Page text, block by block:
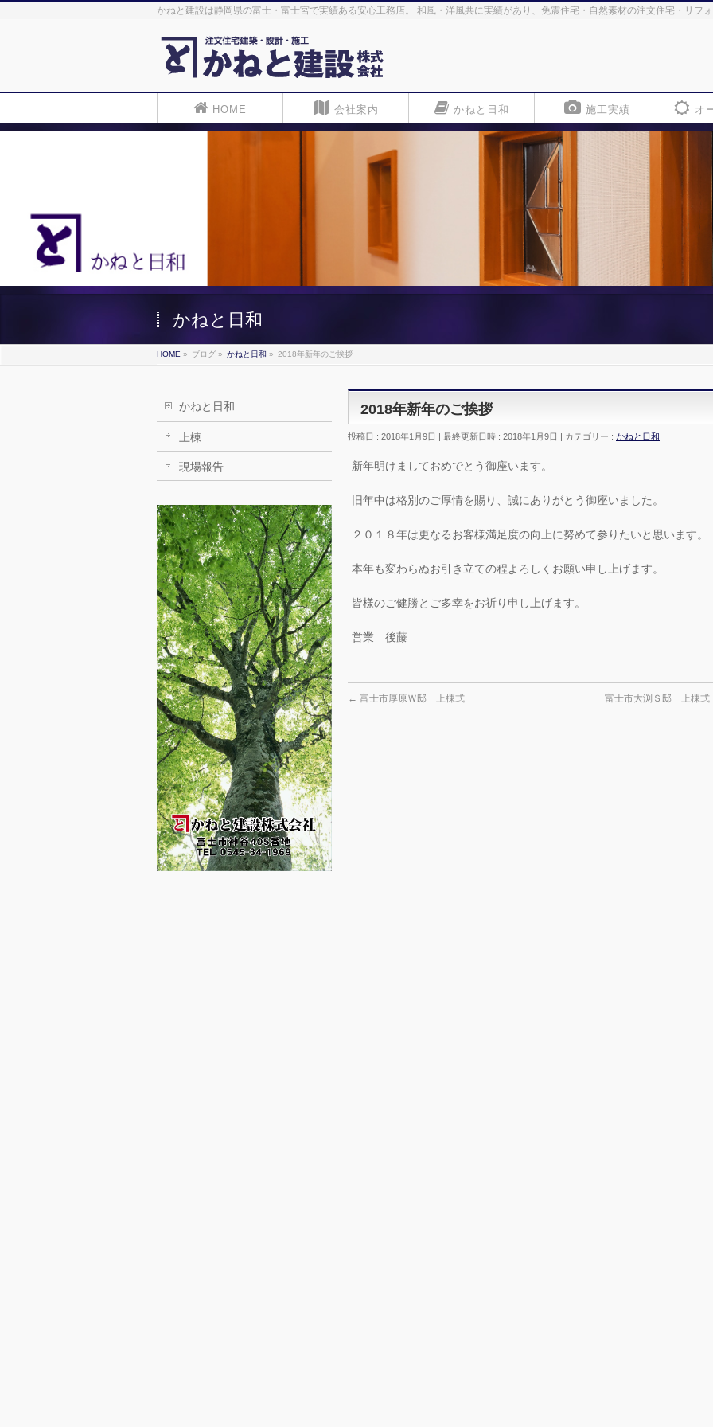
かねと建設は静岡県の富士・富士宮で実績ある安心工務店。 和風・洋風共に実績があり、免震住宅・自然素材の注文住宅・リフ
HOME 会社案内 かねと日和 施工実績 オ
かねと日和
HOME » ブログ » かねと日和 » 2018年新年のご挨拶
かねと日和
上棟
現場報告
2018年新年のご挨拶
投稿日 : 2018年1月9日 最終更新日時 : 2018年1月9日 カテゴリー : かねと日和
新年明けましておめでとう御座います。
旧年中は格別のご厚情を賜り、誠にありがとう御座いました。
２０１８年は更なるお客様満足度の向上に努めて参りたいと思います。
本年も変わらぬお引き立ての程よろしくお願い申し上げます。
皆様のご健勝とご多幸をお祈り申し上げます。
営業 後藤
← 富士市厚原Ｗ邸 上棟式 富士市大渕Ｓ邸 上棟式